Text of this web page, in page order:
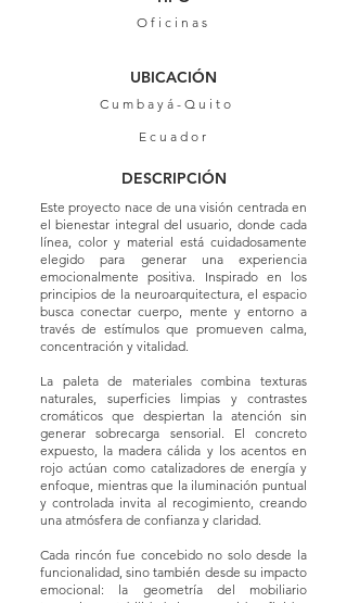
Oficinas
UBICACIÓN
Cumbayá-Quito
Ecuador
DESCRIPCIÓN
Este proyecto nace de una visión centrada en
el bienestar integral del usuario, donde cada
línea, color y material está cuidadosamente
elegido para generar una experiencia
emocionalmente positiva. Inspirado en los
principios de la neuroarquitectura, el espacio
busca conectar cuerpo, mente y entorno a
través de estímulos que promueven calma,
concentración y vitalidad.
La paleta de materiales combina texturas
naturales, superficies limpias y contrastes
cromáticos que despiertan la atención sin
generar sobrecarga sensorial. El concreto
expuesto, la madera cálida y los acentos en
rojo actúan como catalizadores de energía y
enfoque, mientras que la iluminación puntual
y controlada invita al recogimiento, creando
una atmósfera de confianza y claridad.
Cada rincón fue concebido no solo desde la
funcionalidad, sino también desde su impacto
emocional: la geometría del mobiliario